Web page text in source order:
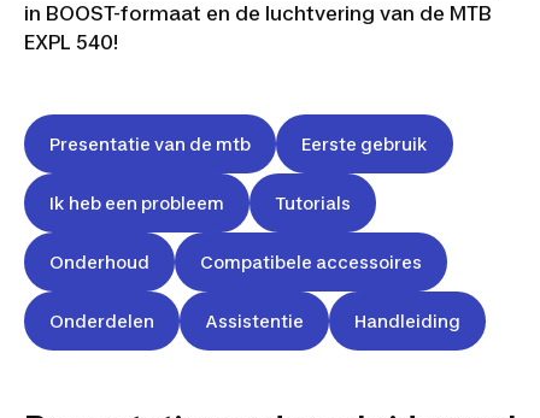
in BOOST-formaat en de luchtvering van de MTB
EXPL 540!
Presentatie van de mtb Eerste gebruik
Ik heb een probleem Tutorials
Onderhoud Compatibele accessoires
Onderdelen Assistentie Handleiding